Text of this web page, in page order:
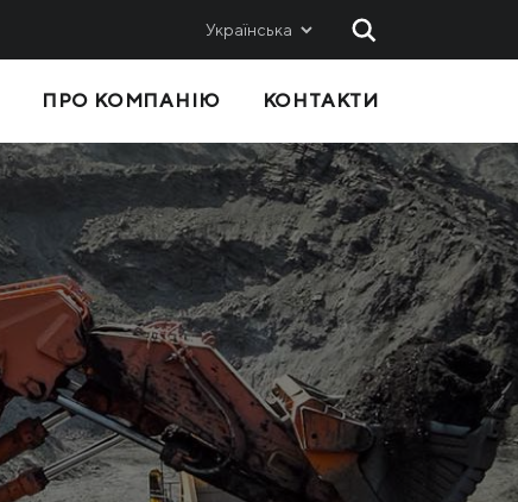
Метінвест-СМЦ
Metinvest International SA
Metinvest Polska
Українська
ПРО КОМПАНІЮ КОНТАКТИ